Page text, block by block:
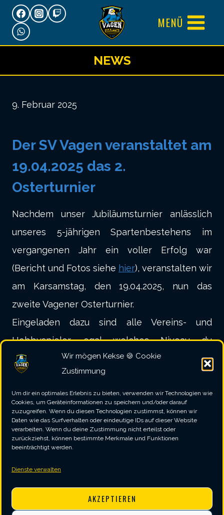
Wir mögen Kekse 🍪 Cookie
Zustimmung
Um dir ein optimales Erlebnis zu bieten, verwenden wir Technologien wie
Cookies, um Geräteinformationen zu speichern und/oder darauf
zuzugreifen. Wenn du diesen Technologien zustimmst, können wir
Daten wie das Surfverhalten oder eindeutige IDs auf dieser Website
verarbeiten. Wenn du deine Zustimmung nicht erteilst oder
zurückziehst, können bestimmte Merkmale und Funktionen
beeinträchtigt werden.
Dienste verwalten
AKZEPTIEREN
Zum
Inhalt
springen
MENÜ
NEWS
9. Februar 2025
Der SV Vagen veranstaltet am
19.04.2025 das 2.
Osterturnier
Nachdem unser Jubiläumsturnier anlässlich
unseres 5-jährigen Spartenbestehens im
vergangenen Jahr ein voller Erfolg war
(Bericht und Fotos siehe hier), veranstalten wir
am Karsamstag, den 19.04.2025, nun das
zweite Vagener Osterturnier.
Eingeladen dazu sind alle Vereins- und
Hobbyspieler, egal welches Niveau du
mitbringst.
Alle weiteren Informationen zum Ablauf und
zur Anmeldung findest Du hier:
ZUR TURNIERSEITE